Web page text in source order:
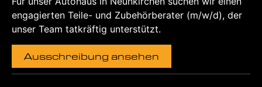
engagierten Teile- und Zubehörberater (m/w/d), der
unser Team tatkräftig unterstützt.
Ausschreibung ansehen